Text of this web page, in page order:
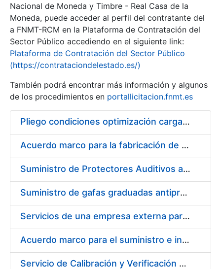
Nacional de Moneda y Timbre - Real Casa de la
Moneda, puede acceder al perfil del contratante del
a FNMT-RCM en la Plataforma de Contratación del
Sector Público accediendo en el siguiente link:
Plataforma de Contratación del Sector Público
(https://contrataciondelestado.es/)
También podrá encontrar más información y algunos
de los procedimientos en portallicitacion.fnmt.es
Pliego condiciones optimización cargas compras firmado
Acuerdo marco para la fabricación de piezas
Suministro de Protectores Auditivos a medida para las personas trabajadoras de los Centros de Trabajo de Madrid y Burgos
Suministro de gafas graduadas antiproyecciones para los trabajadores de la FNMT-RCM en los centros de trabajo de Madrid y Burgos
Servicios de una empresa externa para el asesoramiento y resolución de los recursos de alzada que se presentan relacionados con procesos de selección para la FNMT-RCM
Acuerdo marco para el suministro e instalación de persianas, estores y otros complementos
Servicio de Calibración y Verificación Externa de los Equipos de Medición del Servicio de Prevención de la FNMT-RCM